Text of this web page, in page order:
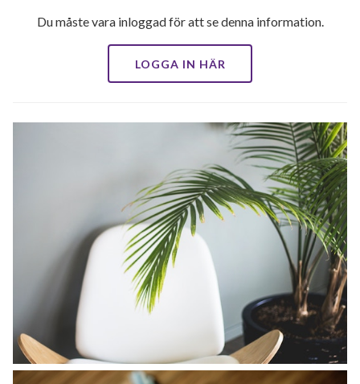
Du måste vara inloggad för att se denna information.
LOGGA IN HÄR